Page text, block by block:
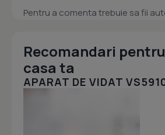
Pentru a comenta trebuie sa fii
Recomandari
casa ta
APARAT DE VIDAT